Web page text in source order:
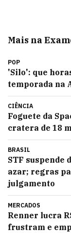
Mais na
POP
'Silo': que
temporada na
CIÊNCIA
Foguete da
cratera de 18
BRASIL
STF suspende
azar; regras
julgamento
MERCADOS
Renner lucra
frustram e